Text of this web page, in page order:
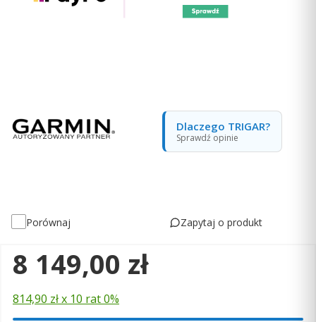
Dlaczego TRIGAR?
Sprawdź opinie
Porównaj Zapytaj o produkt
Cena
8 149,00 zł
814,90 zł x 10 rat 0%